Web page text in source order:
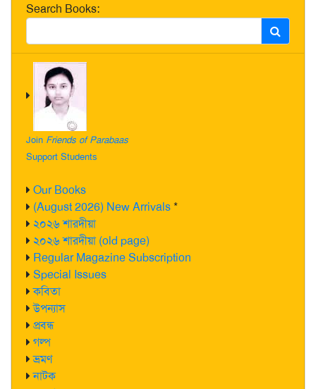
Search Books:
Join Friends of Parabaas
Support Students
Our Books
(August 2026) New Arrivals*
২০২৬ শারদীয়া
২০২৬ শারদীয়া (old page)
Regular Magazine Subscription
Special Issues
কবিতা
উপন্যাস
প্রবন্ধ
গল্প
ভ্রমণ
নাটক